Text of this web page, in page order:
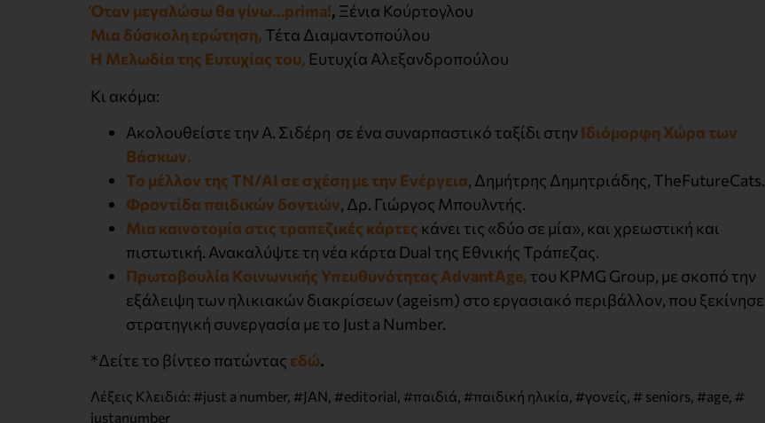
Όταν μεγαλώσω θα γίνω…prima!, Ξένια Κούρτογλου
Μια δύσκολη ερώτηση, Τέτα Διαμαντοπούλου
Η Μελωδία της Ευτυχίας του, Ευτυχία Αλεξανδροπούλου
Κι ακόμα:
Ακολουθείστε την Α. Σιδέρη σε ένα συναρπαστικό ταξίδι στηνΙδιόμορφη Χώρα των
Βάσκων.
Το μέλλον της ΤΝ/ΑΙ σε σχέση με την Ενέργεια, Δημήτρης Δημητριάδης, TheFutureCats.
Φροντίδα παιδικών δοντιών, Δρ. Γιώργος Μπουλντής.
Μια καινοτομία στις τραπεζικές κάρτες κάνει τις «δύο σε μία», και χρεωστική και
πιστωτική. Ανακαλύψτε τη νέα κάρτα Dual της Εθνικής Τράπεζας.
Πρωτοβουλία Κοινωνικής Υπευθυνότητας AdvantAge,του KPMG Group, με σκοπό την
εξάλειψη των ηλικιακών διακρίσεων (ageism) στο εργασιακό περιβάλλον, που ξεκίνησε
στρατηγική συνεργασία με το Just a Number.
*Δείτε το βίντεο πατώντας εδώ.
Λέξεις Κλειδιά: #just a number, #JAN #editorial #παιδιά #παιδική ηλικία #γονείς # seniors #age #
justanumber